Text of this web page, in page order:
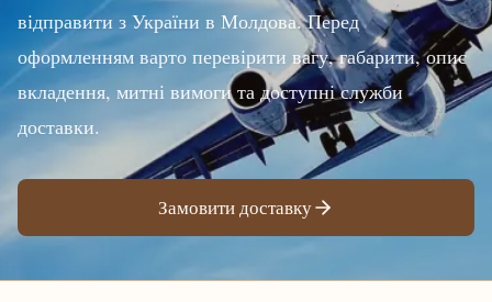
відправити з України в Молдова. Перед
оформленням варто перевірити вагу, габарити, опис
вкладення, митні вимоги та доступні служби
доставки.
Замовити доставку